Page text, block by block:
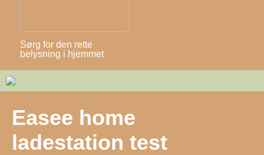
Sørg for den rette
belysning i hjemmet
Easee home
ladestation test